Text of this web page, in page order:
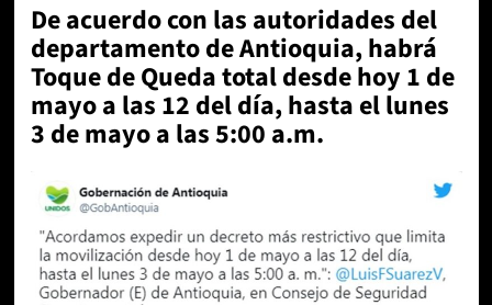
De acuerdo con las autoridades del
departamento de Antioquia, habrá
Toque de Queda total desde hoy 1 de
mayo a las 12 del día, hasta el lunes
3 de mayo a las 5:00 a.m.